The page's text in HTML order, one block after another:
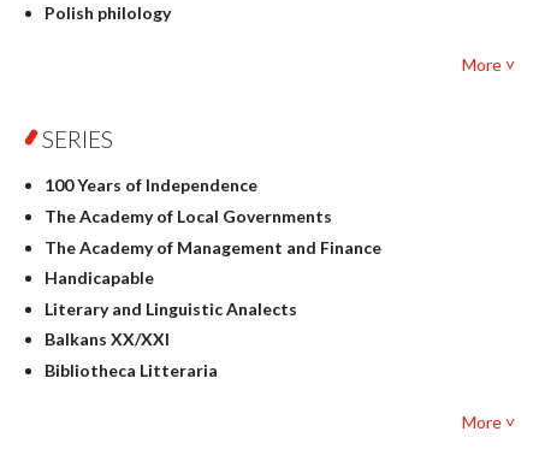
Polish philology
Geography
Linguistics
Judaica
Culture and art
Literary Studies
Mathematics
Pedagogy
Textbooks for foreigners
More ˅
SERIES
100 Years of Independence
The Academy of Local Governments
The Academy of Management and Finance
Handicapable
Literary and Linguistic Analects
Balkans XX/XXI
Bibliotheca Litteraria
More ˅